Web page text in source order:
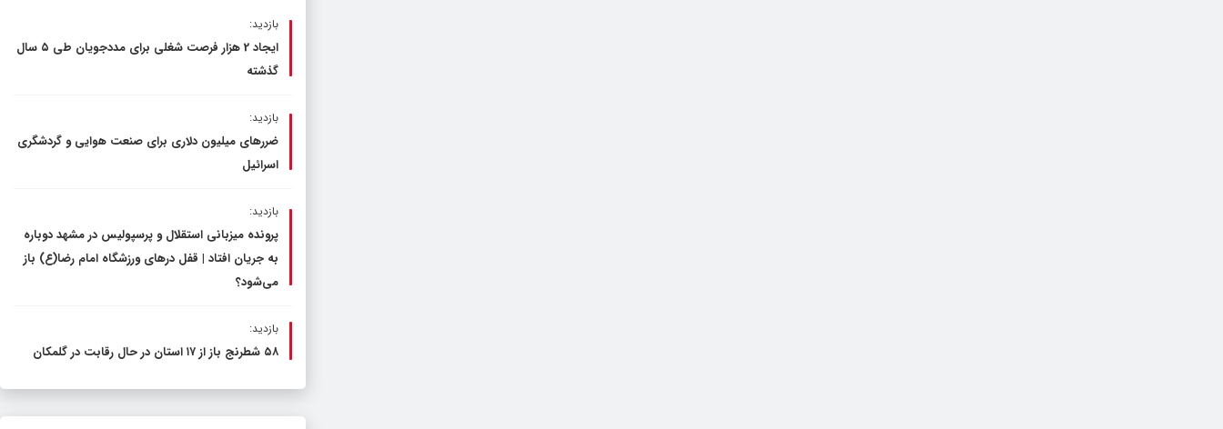
بازدید:
ایجاد 2 هزار فرصت شغلی برای مددجویان طی ۵ سال
گذشته
بازدید:
ضررهای میلیون دلاری برای صنعت هوایی و گردشگری
اسرائیل
بازدید:
پرونده میزبانی استقلال و پرسپولیس در مشهد دوباره
به جریان افتاد | قفل در‌های ورزشگاه امام رضا(ع) باز
می‌شود؟
بازدید:
۵۸ شطرنج‌ باز از ۱۷ استان در حال رقابت در گلمکان